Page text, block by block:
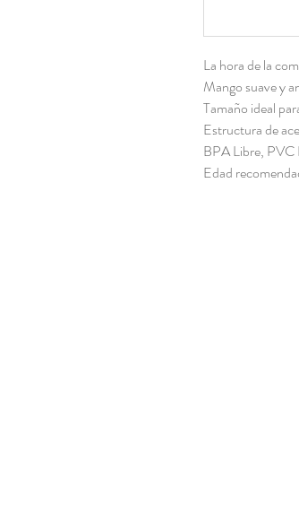
La hora de la
Mango suave y
Tamaño ideal
Estructura de
BPA Libre, PVC
Edad